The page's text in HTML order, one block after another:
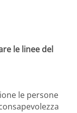
le linee del
le persone